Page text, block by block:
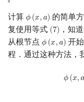
计算 𝜙(𝑥,𝑎)
ϕ (x,a)
的简单
复使用等式 (7)
(7) ，知
从根节点 𝜙(𝑥,𝑎)
ϕ (x,a) 开
程．通过这种方法，
𝜙(𝑥,𝑎
(x,a) =